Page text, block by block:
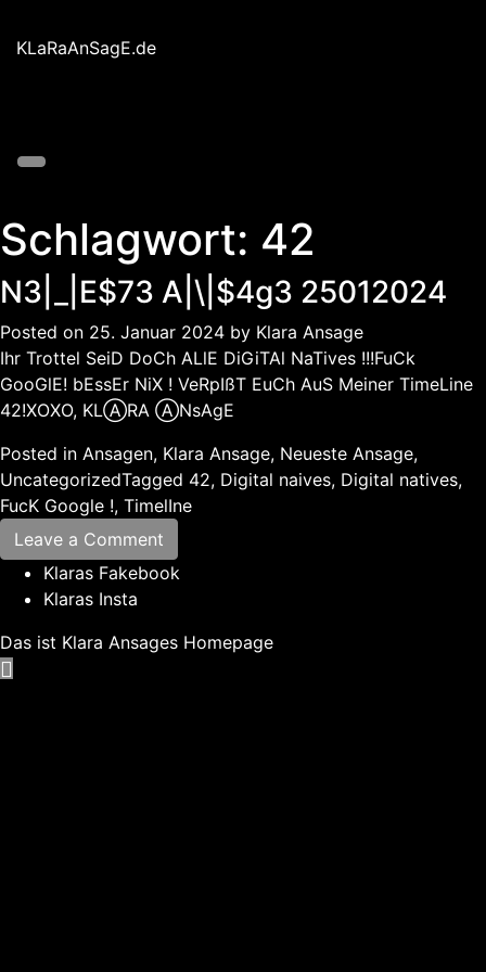
KLaRaAnSagE.de
Schlagwort: 42
N3|_|E$73 A|\|$4g3 25012024
Posted on 25. Januar 2024 by Klara Ansage
Ihr Trottel SeiD DoCh ALlE DiGiTAl NaTives !!!FuCk
GooGlE! bEssEr NiX ! VeRpIßT EuCh AuS Meiner TimeLine
42!XOXO, KLⒶRA ⒶNsAgE
Posted in Ansagen, Klara Ansage, Neueste Ansage,
UncategorizedTagged 42, Digital naives, Digital natives,
FucK Google !, TimelIne
Leave a Comment
Klaras Fakebook
Klaras Insta
Das ist Klara Ansages Homepage